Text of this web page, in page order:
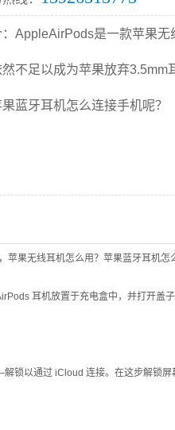
：AppleAirPods是一款苹果
不足以成为苹果放弃
蓝牙耳机怎么连接手机呢？
果无线耳机怎么用？苹果蓝牙耳机怎
耳机放置于充电盒中，并打开盖
锁以通过 iCloud 连接。在这步解锁